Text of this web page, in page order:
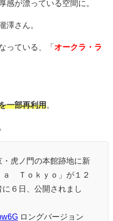
感が漂っている空間に。
澤さん。
っている、「オークラ・ラ
一部再利用
虎ノ門の本館跡地に新
Ｔｏｋｙｏ」が１２
６日、公開されまし
ロングバージョン